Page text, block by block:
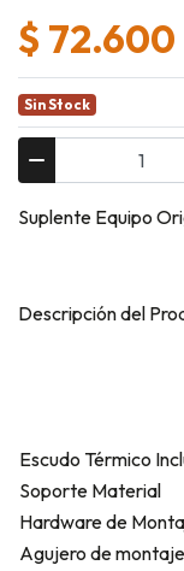
$ 72.600
Sin Stock
Suplente Equipo
Descripción del
Escudo Térmico
Soporte Material
Hardware de
Agujero de